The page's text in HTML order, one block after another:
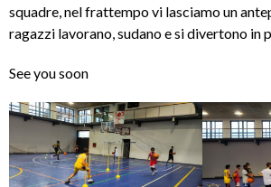
squadre, nel frattempo vi lasciamo un
ragazzi lavorano, sudano e si divertono in
See you soon